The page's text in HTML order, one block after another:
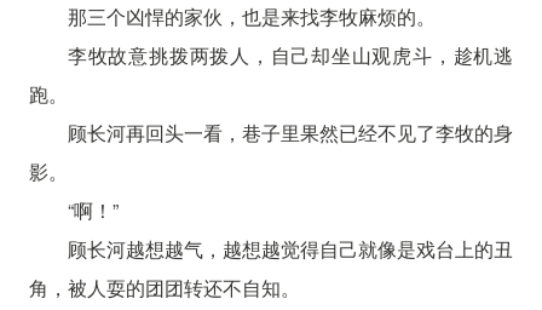
那三个凶悍的家伙，也是来找李牧麻烦的。
李牧故意挑拨两拨人，自己却坐山观虎斗，趁机逃
跑。
顾长河再回头一看，巷子里果然已经不见了李牧的身
影。
“啊！”
顾长河越想越气，越想越觉得自己就像是戏台上的丑
角，被人耍的团团转还不自知。